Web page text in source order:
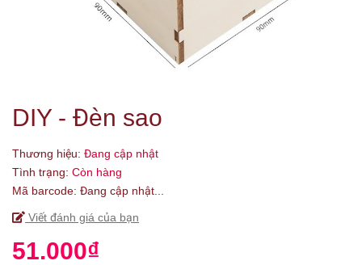
DIY - Đèn sao
Thương hiệu: Đang cập nhật
Tình trạng: Còn hàng
Mã barcode: Đang cập nhật...
Viết đánh giá của bạn
51.000₫